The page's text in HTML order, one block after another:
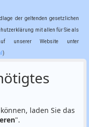
der geltenden gesetzlichen
mit allen für Sie als
unserer Website unter
)
laden Sie das
".